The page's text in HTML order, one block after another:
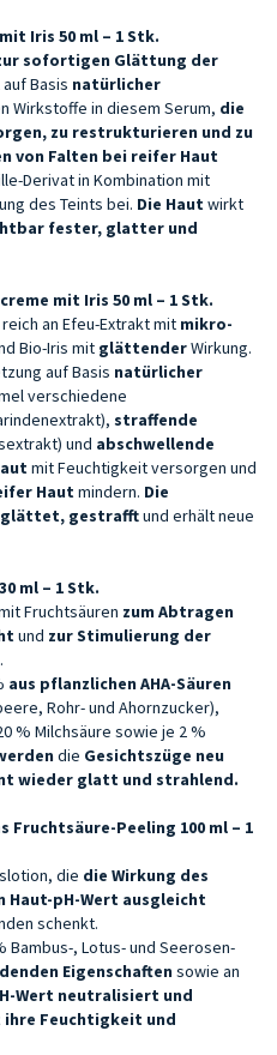
Iris 50 ml – 1 Stk.
sofortigen Glättung der
Basis natürlicher
Wirkstoffe in diesem Serum, die
zu restrukturieren und zu
von Falten bei reifer Haut
Derivat in Kombination mit
des Teints bei. Die Haut wirkt
fester, glatter und
mit Iris 50 ml – 1 Stk.
an Efeu-Extrakt mit mikro-
Bio-Iris mit glättenderWirkung.
auf Basis natürlicher
verschiedene
straffende
und abschwellende
mit Feuchtigkeit versorgen und
Haut mindern. Die
gestrafftund erhält neue
ml – 1 Stk.
Fruchtsäuren zum Abtragen
und zur Stimulierung der
.
aus pflanzlichen AHA-Säuren
Rohr- und Ahornzucker),
% Milchsäure sowie je 2 %
die Gesichtszüge neu
wieder glatt und strahlend.
Peeling 100 ml – 1
die die Wirkung des
Haut-pH-Wert ausgleicht
schenkt.
Bambus-, Lotus- und Seerosen-
Eigenschaften sowie an
Wert neutralisiert und
Feuchtigkeit und